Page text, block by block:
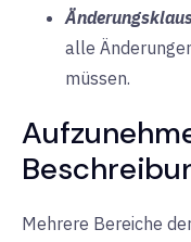
alle
müssen.
Mehrere Bereiche